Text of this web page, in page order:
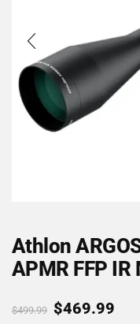
Athlon
APMR FFP
$499.99 $469.99